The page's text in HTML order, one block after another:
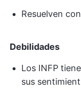
Resuelven
Debilidades
Los INFP
sus